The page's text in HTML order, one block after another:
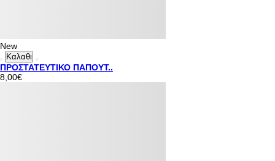
New
Καλαθι
ΠΡΟΣΤΑΤΕΥΤΙΚΟ ΠΑΠΟΥΤ..
8,00€